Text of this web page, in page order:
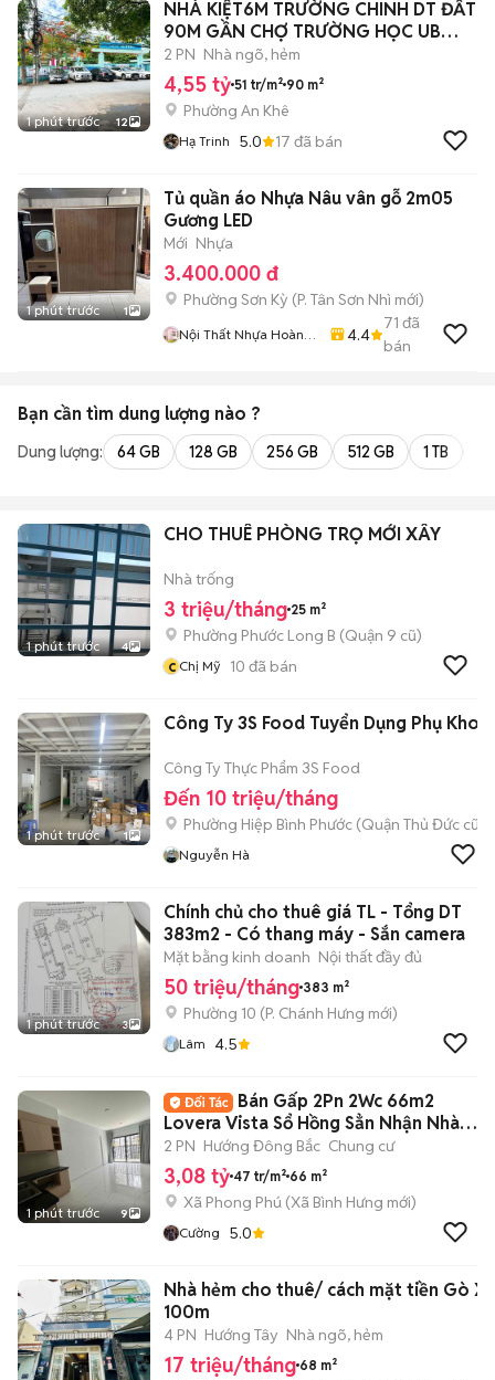
1 phút trước 12
NHÀ KIỆT6M TRƯỜNG CHINH DT ĐẤT
90M GẦN CHỢ TRƯỜNG HỌC UB
PHƯỜNG
2 PN Nhà ngõ, hẻm
4,55 tỷ 51 tr/m² 90 m²
Phường An Khê
Hạ Trinh 5.0 17 đã bán
1 phút trước 1
Tủ quần áo Nhựa Nâu vân gỗ 2m05
Gương LED
Mới Nhựa
3.400.000 đ
Phường Sơn Kỳ (P. Tân Sơn Nhì mới)
Nội Thất Nhựa Hoàng
4.4
71 đã
bán
Bạn cần tìm dung lượng nào ?
Dung lượng: 64 GB 128 GB 256 GB 512 GB 1 TB
1 phút trước 4
CHO THUÊ PHÒNG TRỌ MỚI XÂY
Nhà trống
3 triệu/tháng 25 m²
Phường Phước Long B (Quận 9 cũ)
c Chị Mỹ 10 đã bán
1 phút trước 1
Công Ty 3S Food Tuyển Dụng Phụ Kho
Công Ty Thực Phẩm 3S Food
Đến 10 triệu/tháng
Phường Hiệp Bình Phước (Quận Thủ Đức cũ)
Nguyễn Hà
1 phút trước 3
Chính chủ cho thuê giá TL - Tổng DT
383m2 - Có thang máy - Sắn camera
Mặt bằng kinh doanh Nội thất đầy đủ
50 triệu/tháng 383 m²
Phường 10 (P. Chánh Hưng mới)
Lâm 4.5
1 phút trước 9
Bán Gấp 2Pn 2Wc 66m2
Lovera Vista Sổ Hồng Sẳn Nhận Nhà
Ngay
2 PN Hướng Đông Bắc Chung cư
3,08 tỷ 47 tr/m² 66 m²
Xã Phong Phú (Xã Bình Hưng mới)
Cường 5.0
Nhà hẻm cho thuê/ cách mặt tiền Gò
100m
4 PN Hướng Tây Nhà ngõ, hẻm
17 triệu/tháng 68 m²